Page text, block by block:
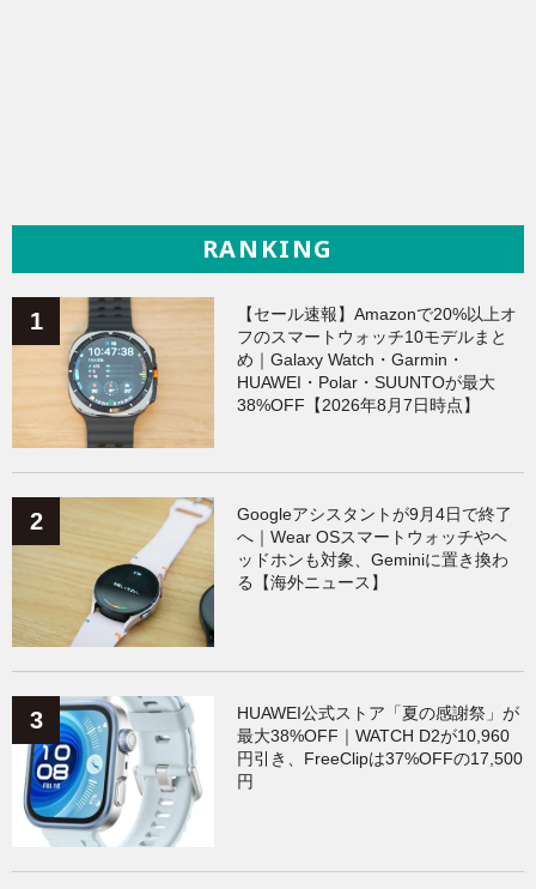
RANKING
【セール速報】Amazonで20%以上オ
フのスマートウォッチ10モデルまと
め｜Galaxy Watch・Garmin・
HUAWEI・Polar・SUUNTOが最大
38%OFF【2026年8月7日時点】
Googleアシスタントが9月4日で終了
へ｜Wear OSスマートウォッチやヘ
ッドホンも対象、Geminiに置き換わ
る【海外ニュース】
HUAWEI公式ストア「夏の感謝祭」が
最大38%OFF｜WATCH D2が10,960
円引き、FreeClipは37%OFFの17,500
円